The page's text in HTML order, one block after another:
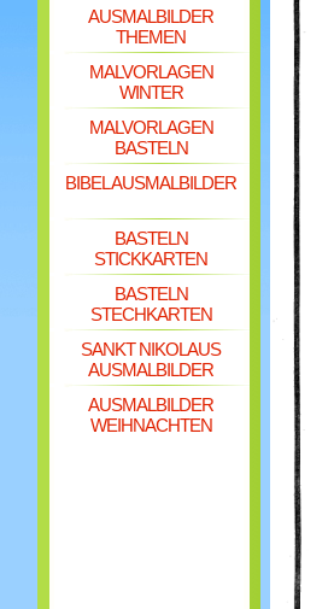
AUSMALBILDER
THEMEN
MALVORLAGEN
WINTER
MALVORLAGEN
BASTELN
BIBEL AUSMALBILDER
BASTELN
STICKKARTEN
BASTELN
STECHKARTEN
SANKT NIKOLAUS
AUSMALBILDER
AUSMALBILDER
WEIHNACHTEN